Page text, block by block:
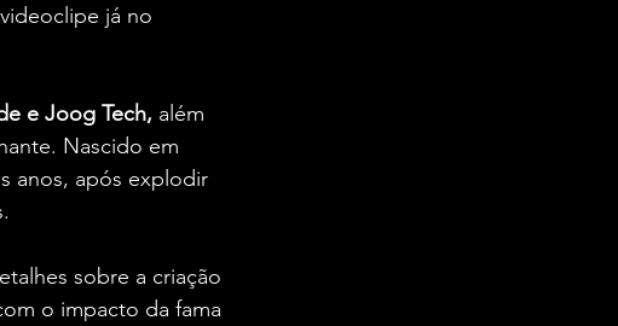
já no
e Joog Tech, além
Nascido em
anos, após explodir
sobre a criação
o impacto da fama